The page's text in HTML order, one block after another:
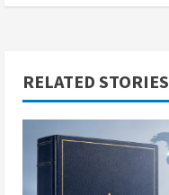
RELATED STORIES